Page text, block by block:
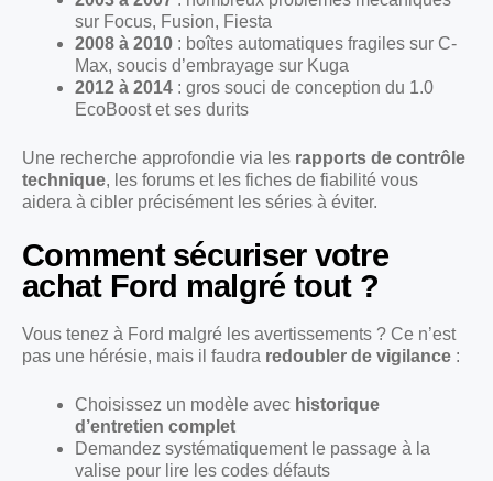
sur Focus, Fusion, Fiesta
2008 à 2010 : boîtes automatiques fragiles sur C-
Max, soucis d’embrayage sur Kuga
2012 à 2014 : gros souci de conception du 1.0
EcoBoost et ses durits
Une recherche approfondie via les rapports de contrôle
technique, les forums et les fiches de fiabilité vous
aidera à cibler précisément les séries à éviter.
Comment sécuriser votre
achat Ford malgré tout ?
Vous tenez à Ford malgré les avertissements ? Ce n’est
pas une hérésie, mais il faudra redoubler de vigilance :
Choisissez un modèle avec historique
d’entretien complet
Demandez systématiquement le passage à la
valise pour lire les codes défauts